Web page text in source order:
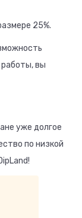
25%.
вы
уже долгое
по низкой